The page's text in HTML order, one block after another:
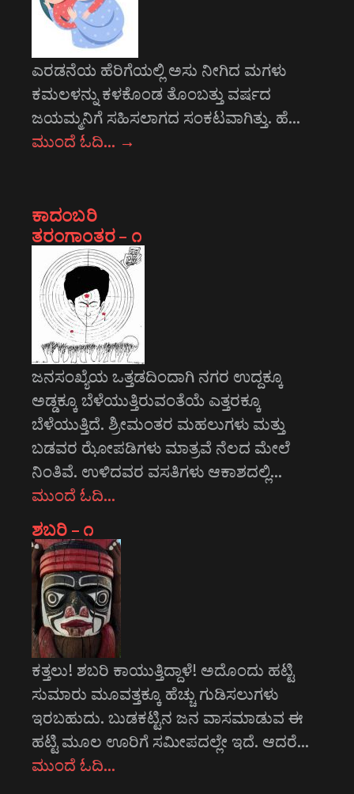
ಎರಡನೆಯ ಹೆರಿಗೆಯಲ್ಲಿ ಅಸು ನೀಗಿದ ಮಗಳು
ಕಮಲಳನ್ನು ಕಳಕೊಂಡ ತೊಂಬತ್ತು ವರ್ಷದ
ಜಯಮ್ಮನಿಗೆ ಸಹಿಸಲಾಗದ ಸಂಕಟವಾಗಿತ್ತು. ಹೆ…
ಮುಂದೆ ಓದಿ… →
ಕಾದಂಬರಿ
ತರಂಗಾಂತರ – ೧
ಜನಸಂಖ್ಯೆಯ ಒತ್ತಡದಿಂದಾಗಿ ನಗರ ಉದ್ದಕ್ಕೂ
ಅಡ್ಡಕ್ಕೂ ಬೆಳೆಯುತ್ತಿರುವಂತೆಯೆ ಎತ್ತರಕ್ಕೂ
ಬೆಳೆಯುತ್ತಿದೆ. ಶ್ರೀಮಂತರ ಮಹಲುಗಳು ಮತ್ತು
ಬಡವರ ಝೋಪಡಿಗಳು ಮಾತ್ರವೆ ನೆಲದ ಮೇಲೆ
ನಿಂತಿವೆ. ಉಳಿದವರ ವಸತಿಗಳು ಆಕಾಶದಲ್ಲಿ…
ಮುಂದೆ ಓದಿ…
ಶಬರಿ – ೧
ಕತ್ತಲು! ಶಬರಿ ಕಾಯುತ್ತಿದ್ದಾಳೆ! ಅದೊಂದು ಹಟ್ಟಿ
ಸುಮಾರು ಮೂವತ್ತಕ್ಕೂ ಹೆಚ್ಚು ಗುಡಿಸಲುಗಳು
ಇರಬಹುದು. ಬುಡಕಟ್ಟಿನ ಜನ ವಾಸಮಾಡುವ ಈ
ಹಟ್ಟಿ ಮೂಲ ಊರಿಗೆ ಸಮೀಪದಲ್ಲೇ ಇದೆ. ಆದರೆ…
ಮುಂದೆ ಓದಿ…